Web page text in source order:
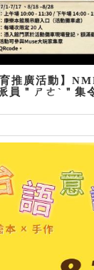
推廣活動】
員＂ㄕㄜˋ＂集